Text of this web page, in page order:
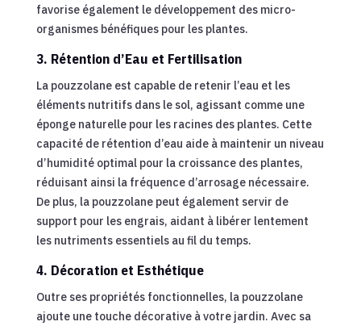
favorise également le développement des micro-
organismes bénéfiques pour les plantes.
3. Rétention d’Eau et Fertilisation
La pouzzolane est capable de retenir l’eau et les
éléments nutritifs dans le sol, agissant comme une
éponge naturelle pour les racines des plantes. Cette
capacité de rétention d’eau aide à maintenir un niveau
d’humidité optimal pour la croissance des plantes,
réduisant ainsi la fréquence d’arrosage nécessaire.
De plus, la pouzzolane peut également servir de
support pour les engrais, aidant à libérer lentement
les nutriments essentiels au fil du temps.
4. Décoration et Esthétique
Outre ses propriétés fonctionnelles, la pouzzolane
ajoute une touche décorative à votre jardin. Avec sa